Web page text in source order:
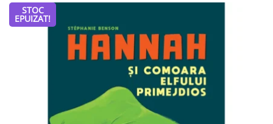
STOC
EPUIZAT!